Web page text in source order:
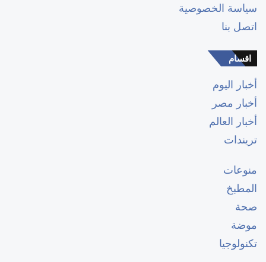
سياسة الخصوصية
اتصل بنا
اقسام
أخبار اليوم
أخبار مصر
أخبار العالم
تريندات
منوعات
المطبخ
صحة
موضة
تكنولوجيا